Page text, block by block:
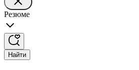
Резюме
Найти